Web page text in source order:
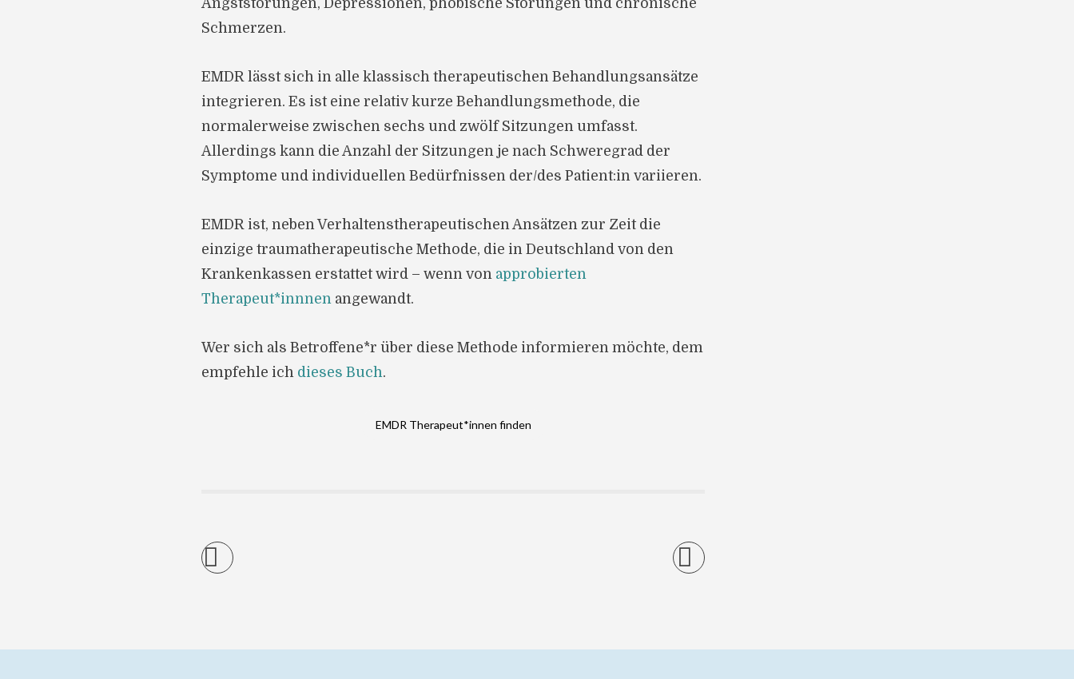
Angststörungen, Depressionen, phobische Störungen und chronische
Schmerzen.
EMDR lässt sich in alle klassisch therapeutischen Behandlungsansätze
integrieren. Es ist eine relativ kurze Behandlungsmethode, die
normalerweise zwischen sechs und zwölf Sitzungen umfasst.
Allerdings kann die Anzahl der Sitzungen je nach Schweregrad der
Symptome und individuellen Bedürfnissen der/des Patient:in variieren.
EMDR ist, neben Verhaltenstherapeutischen Ansätzen zur Zeit die
einzige traumatherapeutische Methode, die in Deutschland von den
Krankenkassen erstattet wird – wenn von approbierten
Therapeut*innnen angewandt.
Wer sich als Betroffene*r über diese Methode informieren möchte, dem
empfehle ich dieses Buch.
EMDR Therapeut*innen finden